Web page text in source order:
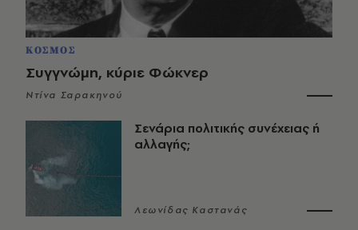
ΚΟΣΜΟΣ
Συγγνώμη, κύριε Φώκνερ
Ντίνα Σαρακηνού
Σενάρια πολιτικής συνέχειας ή
αλλαγής;
Λεωνίδας Καστανάς